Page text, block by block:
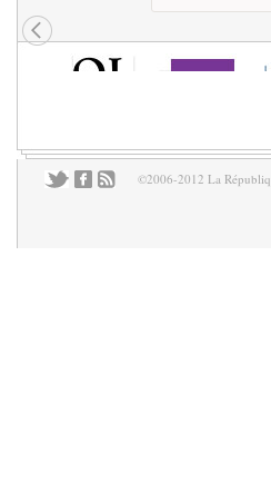
©2006-2012 La